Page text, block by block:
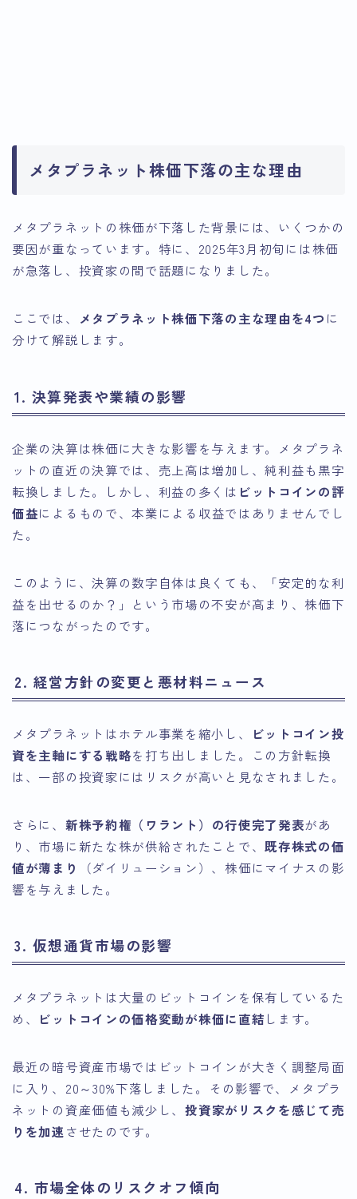
メタプラネット株価下落の主な理由
メタプラネットの株価が下落した背景には、いくつかの
要因が重なっています。特に、2025年3月初旬には株価
が急落し、投資家の間で話題になりました。
ここでは、 メタプラネット株価下落の主な理由を4つ に
分けて解説します。
1. 決算発表や業績の影響
企業の決算は株価に大きな影響を与えます。メタプラネ
ットの直近の決算では、売上高は増加し、純利益も黒字
転換しました。しかし、利益の多くは ビットコインの評
価益によるもので、本業による収益ではありませんでし
た。
このように、決算の数字自体は良くても、「安定的な利
益を出せるのか？」という市場の不安が高まり、株価下
落につながったのです。
2. 経営方針の変更と悪材料ニュース
メタプラネットはホテル事業を縮小し、
ビットコイン投
資を主軸にする戦略を打ち出しました。この方針転換
は、一部の投資家にはリスクが高いと見なされました。
さらに、 新株予約権（ワラント）の行使完了発表があ
り、市場に新たな株が供給されたことで、既存株式の価
値が薄まり
（ダイリューション）、株価にマイナスの影
響を与えました。
3. 仮想通貨市場の影響
メタプラネットは大量のビットコインを保有しているた
め、
ビットコインの価格変動が株価に直結 します。
最近の暗号資産市場ではビットコインが大きく調整局面
に入り、20～30%下落しました。その影響で、メタプラ
ネットの資産価値も減少し、投資家がリスクを感じて売
りを加速 させたのです。
4. 市場全体のリスクオフ傾向